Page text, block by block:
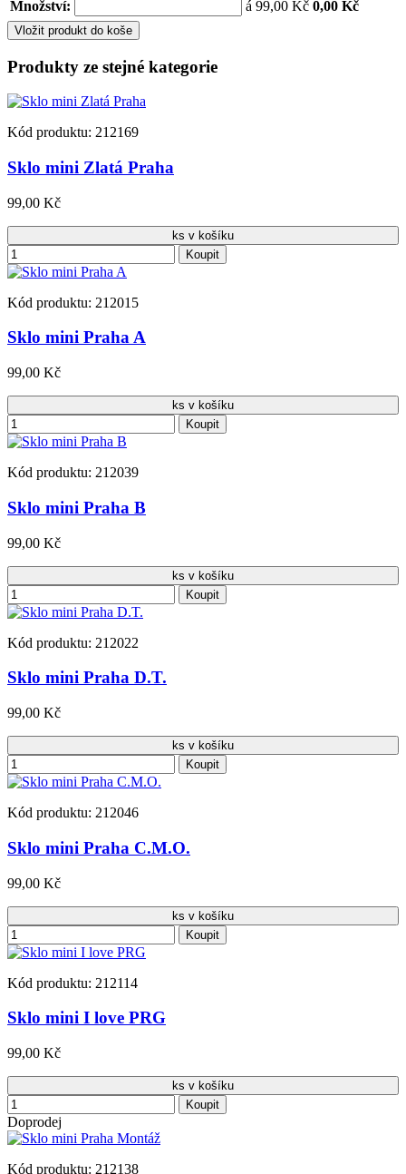
Množství: á 99,00 Kč 0,00 Kč
Vložit produkt do koše
Produkty ze stejné kategorie
Kód produktu: 212169
Sklo mini Zlatá Praha
99,00 Kč
ks v košíku
Koupit
Kód produktu: 212015
Sklo mini Praha A
99,00 Kč
ks v košíku
Koupit
Kód produktu: 212039
Sklo mini Praha B
99,00 Kč
ks v košíku
Koupit
Kód produktu: 212022
Sklo mini Praha D.T.
99,00 Kč
ks v košíku
Koupit
Kód produktu: 212046
Sklo mini Praha C.M.O.
99,00 Kč
ks v košíku
Koupit
Kód produktu: 212114
Sklo mini I love PRG
99,00 Kč
ks v košíku
Koupit
Doprodej
Kód produktu: 212138